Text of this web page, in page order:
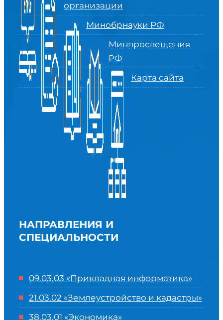
организации
Минобрнауки РФ
Минпросвещения
РФ
Карта сайта
НАПРАВЛЕНИЯ И
СПЕЦИАЛЬНОСТИ
09.03.03 «Прикладная информатика»
21.03.02 «Землеустройство и кадастры»
38.03.01 «Экономика»